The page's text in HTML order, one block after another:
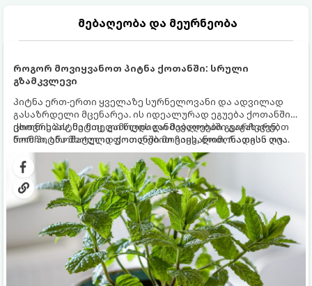
მებაღეობა და მეურნეობა
როგორ მოვიყვანოთ პიტნა ქოთანში: სრული
გზამკვლევი
პიტნა ერთ-ერთი ყველაზე სურნელოვანი და ადვილად
გასაზრდელი მცენარეა. ის იდეალურად ეგუება ქოთანში
ცხოვრებას, მეტიც, გამოცდილი მებაღეები გვირჩევენ,
რომ პიტნა მხოლოდ ქოთანში მოვიყვანოთ, რადგან ღია
გრუნტში (ბაღში) დარგვისას ის ფესვებით ძალიან
სწრაფად ვრცელდება და სხვა მცენარეებს ავიწროებს.
ქოთნის პიტნა მთელი წლის განმავლობაში გაგახარებთ
ნორჩი, არომატული ფოთლებით ჩაის, ლიმონათისა თუ
კერძებისთვის.